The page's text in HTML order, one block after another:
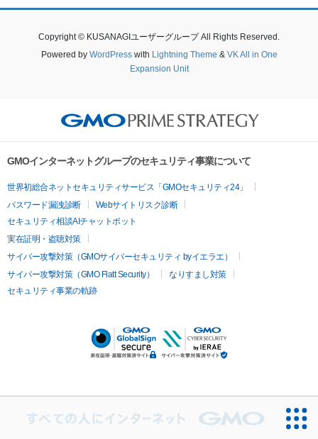
Copyright © KUSANAGIユーザーグループ All Rights Reserved.
Powered by WordPresswith Lightning Theme & VK All in One
Expansion Unit
GMOインターネットグループのセキュリティ事業について
世界初総合ネットセキュリティサービス「GMOセキュリティ24」
パスワード漏洩診断
Webサイトリスク診断
セキュリティ相談AIチャットボット
実在証明・盗聴対策
サイバー攻撃対策（GMOサイバーセキュリティ byイエラエ）
サイバー攻撃対策（GMO Flatt Security）
なりすまし対策
セキュリティ事業の軌跡